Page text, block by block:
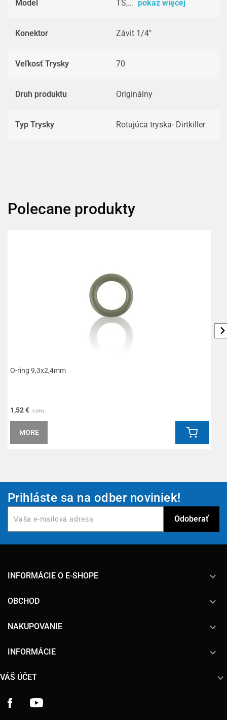
Model
TS,… pokaż więcej
Konektor Závit 1/4"
Veľkosť Trysky 70
Druh produktu Originálny
Typ Trysky Rotujúca tryska- Dirtkiller
Polecane produkty
O-ring 9,3x2,4mm
1,52 € S DPH
MORE
Prihláste sa na odber noviniek!
INFORMÁCIE O E-SHOPE keyboard_arrow_down
OBCHOD 
NAKUPOVANIE 
INFORMÁCIE 
VÁŠ ÚČET 
Facebook